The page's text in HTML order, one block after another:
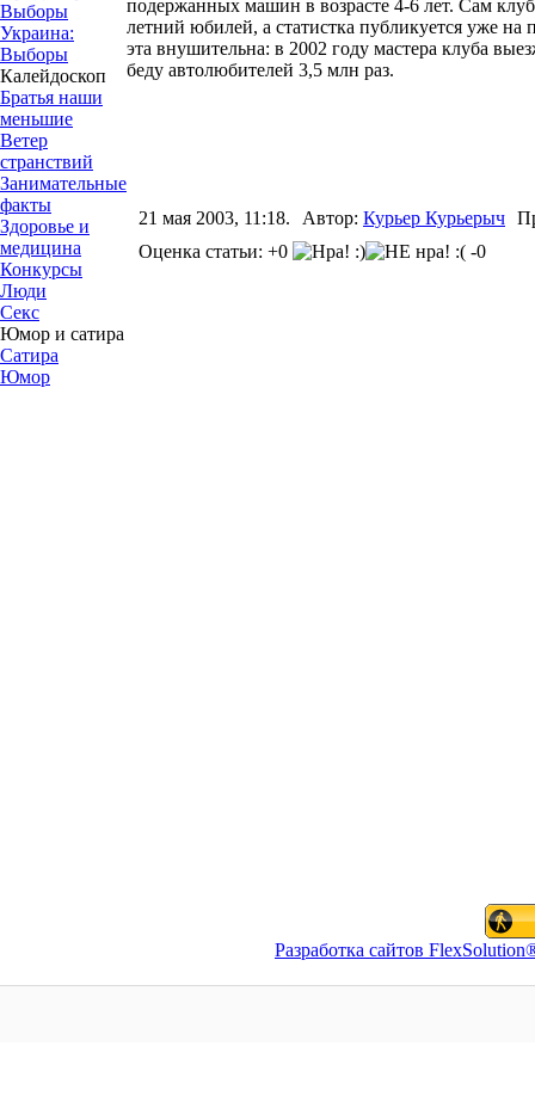
Выборы
Украина:
Выборы
Калейдоскоп
Братья наши
меньшие
Ветер
странствий
Занимательные
факты
Здоровье и
медицина
Конкурсы
Люди
Секс
Юмор и сатира
Сатира
Юмор
подержанных машин в возрасте 4-6 лет. Сам
летний юбилей, а статистка публикуется уже на
эта внушительна: в 2002 году мастера клуба
беду автолюбителей 3,5 млн раз.
21 мая 2003, 11:18. Автор: Курьер Курьерыч
Оценка статьи: +0
-0
Разработка сайтов